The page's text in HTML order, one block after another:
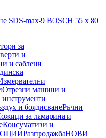
SDS-max-9 BOSCH 55 x 80
за
и
и саблени
Отрезни машини и
и боядисванеРъчни
за ламарина и
Консумативи и
РазпродажбаНОВИ